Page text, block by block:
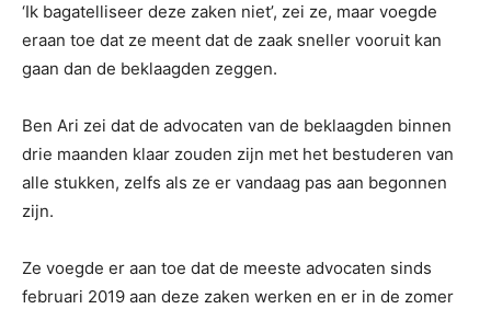
‘Ik bagatelliseer deze zaken niet’, zei ze, maar voegde
eraan toe dat ze meent dat de zaak sneller vooruit kan
gaan dan de beklaagden zeggen.
Ben Ari zei dat de advocaten van de beklaagden binnen
drie maanden klaar zouden zijn met het bestuderen van
alle stukken, zelfs als ze er vandaag pas aan begonnen
zijn.
Ze voegde er aan toe dat de meeste advocaten sinds
februari 2019 aan deze zaken werken en er in de zomer